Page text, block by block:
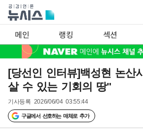
메인 랭킹 섹션
[당선인 인터뷰]백성현 논산
살 수 있는 기회의 땅"
기사등록 2026/06/04 03:55:44
구글에서 선호하는 매체로 추가